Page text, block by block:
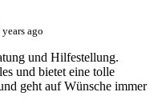
years ago
und Hilfestellung.
und bietet eine tolle
geht auf Wünsche immer